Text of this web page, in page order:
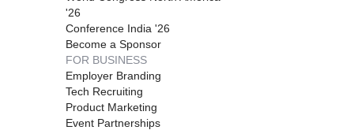
'26
Conference India '26
Become a Sponsor
FOR BUSINESS
Employer Branding
Tech Recruiting
Product Marketing
Event Partnerships